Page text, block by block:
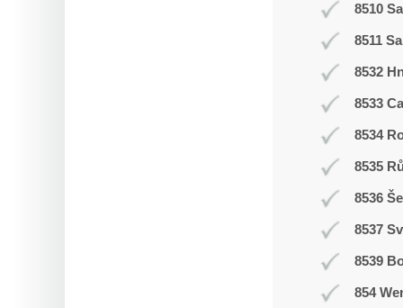
8510
8511
8532
8533
8534
8535
8536
8537
8539
854